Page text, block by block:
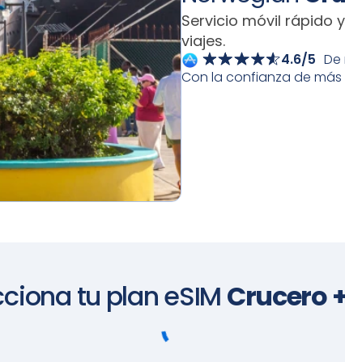
Servicio móvil rápido
viajes.
4.6/5 De
Con la confianza de más
tu plan eSIM Crucero